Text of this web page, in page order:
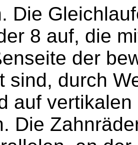
Die
8 auf, die
der
sind, durch
auf
Die